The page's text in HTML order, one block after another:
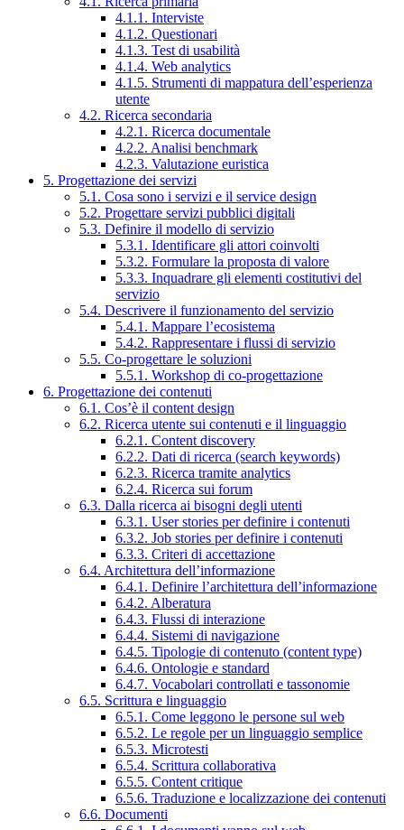
4.1.1. Interviste
4.1.2. Questionari
4.1.3. Test di usabilità
4.1.4. Web analytics
4.1.5. Strumenti di mappatura dell’esperienza
utente
4.2. Ricerca secondaria
4.2.1. Ricerca documentale
4.2.2. Analisi benchmark
4.2.3. Valutazione euristica
5. Progettazione dei servizi
5.1. Cosa sono i servizi e il service design
5.2. Progettare servizi pubblici digitali
5.3. Definire il modello di servizio
5.3.1. Identificare gli attori coinvolti
5.3.2. Formulare la proposta di valore
5.3.3. Inquadrare gli elementi costitutivi del
servizio
5.4. Descrivere il funzionamento del servizio
5.4.1. Mappare l’ecosistema
5.4.2. Rappresentare i flussi di servizio
5.5. Co-progettare le soluzioni
5.5.1. Workshop di co-progettazione
6. Progettazione dei contenuti
6.1. Cos’è il content design
6.2. Ricerca utente sui contenuti e il linguaggio
6.2.1. Content discovery
6.2.2. Dati di ricerca (search keywords)
6.2.3. Ricerca tramite analytics
6.2.4. Ricerca sui forum
6.3. Dalla ricerca ai bisogni degli utenti
6.3.1. User stories per definire i contenuti
6.3.2. Job stories per definire i contenuti
6.3.3. Criteri di accettazione
6.4. Architettura dell’informazione
6.4.1. Definire l’architettura dell’informazione
6.4.2. Alberatura
6.4.3. Flussi di interazione
6.4.4. Sistemi di navigazione
6.4.5. Tipologie di contenuto (content type)
6.4.6. Ontologie e standard
6.4.7. Vocabolari controllati e tassonomie
6.5. Scrittura e linguaggio
6.5.1. Come leggono le persone sul web
6.5.2. Le regole per un linguaggio semplice
6.5.3. Microtesti
6.5.4. Scrittura collaborativa
6.5.5. Content critique
6.5.6. Traduzione e localizzazione dei contenuti
6.6. Documenti